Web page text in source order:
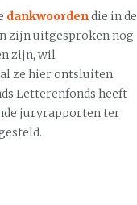
dankwoordendie in de
zijn uitgesproken nog
zijn, wil
ze hier ontsluiten.
Letterenfonds heeft
juryrapporten ter